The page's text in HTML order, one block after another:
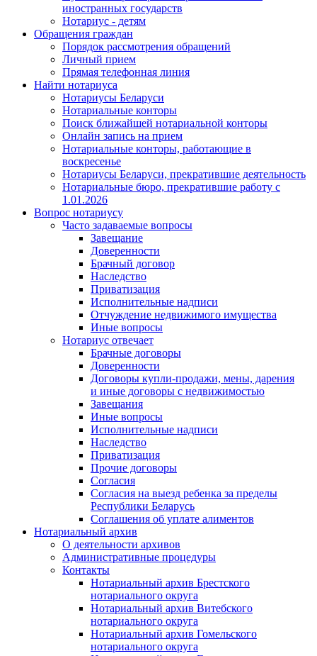
иностранных государств
Нотариус - детям
Обращения граждан
Порядок рассмотрения обращений
Личный прием
Прямая телефонная линия
Найти нотариуса
Нотариусы Беларуси
Нотариальные конторы
Поиск ближайшей нотариальной конторы
Онлайн запись на прием
Нотариальные конторы, работающие в
воскресенье
Нотариусы Беларуси, прекратившие деятельность
Нотариальные бюро, прекратившие работу с
1.01.2026
Вопрос нотариусу
Часто задаваемые вопросы
Завещание
Доверенности
Брачный договор
Наследство
Приватизация
Исполнительные надписи
Отчуждение недвижимого имущества
Иные вопросы
Нотариус отвечает
Брачные договоры
Доверенности
Договоры купли-продажи, мены, дарения
и иные договоры с недвижимостью
Завещания
Иные вопросы
Исполнительные надписи
Наследство
Приватизация
Прочие договоры
Согласия
Согласия на выезд ребенка за пределы
Республики Беларусь
Соглашения об уплате алиментов
Нотариальный архив
О деятельности архивов
Административные процедуры
Контакты
Нотариальный архив Брестского
нотариального округа
Нотариальный архив Витебского
нотариального округа
Нотариальный архив Гомельского
нотариального округа